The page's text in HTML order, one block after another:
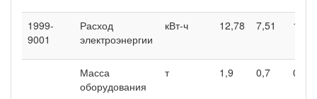
1999-
9001
Расход
электроэнергии
кВт-ч 12,78 7,51 1,2
Масса
оборудования
т 1,9 0,7 0,06